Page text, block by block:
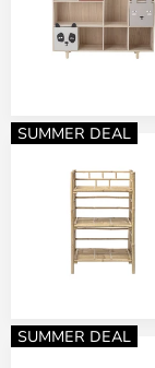
SUMMER DEAL
SUMMER DEAL